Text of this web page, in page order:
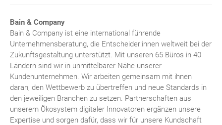
Bain & Company
Bain & Company ist eine international führende
Unternehmensberatung, die Entscheider:innen weltweit bei der
Zukunftsgestaltung unterstützt. Mit unseren 65 Büros in 40
Ländern sind wir in unmittelbarer Nähe unserer
Kundenunternehmen. Wir arbeiten gemeinsam mit ihnen
daran, den Wettbewerb zu übertreffen und neue Standards in
den jeweiligen Branchen zu setzen. Partnerschaften aus
unserem Ökosystem digitaler Innovatoren ergänzen unsere
Expertise und sorgen dafür, dass wir für unsere Kundschaft